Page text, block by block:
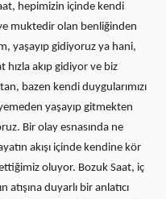
hepimizin içinde kendi
muktedir olan benliğinden
yaşayıp gidiyoruz ya hani,
akıp gidiyor ve biz
bazen kendi duygularımızı
yaşayıp gitmekten
Bir olay esnasında ne
akışı içinde kendine kör
oluyor. Bozuk Saat, iç
atışına duyarlı bir anlatıcı